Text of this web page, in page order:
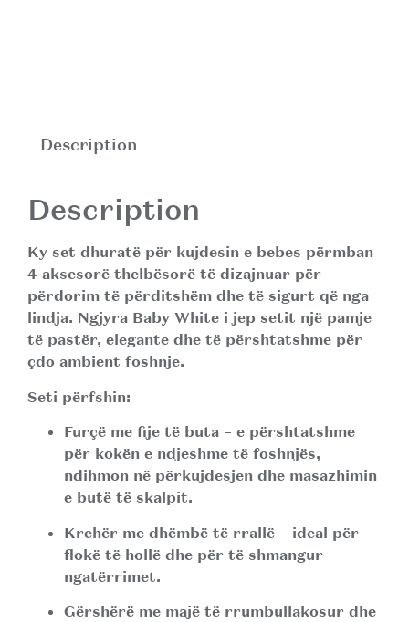
Description
Description
Ky set dhuratë për kujdesin e bebes përmban
4 aksesorë thelbësorë të dizajnuar për
përdorim të përditshëm dhe të sigurt që nga
lindja. Ngjyra Baby White i jep setit një pamje
të pastër, elegante dhe të përshtatshme për
çdo ambient foshnje.
Seti përfshin:
Furçë me fije të buta – e përshtatshme
për kokën e ndjeshme të foshnjës,
ndihmon në përkujdesjen dhe masazhimin
e butë të skalpit.
Krehër me dhëmbë të rrallë – ideal për
flokë të hollë dhe për të shmangur
ngatërrimet.
Gërshërë me majë të rrumbullakosur dhe